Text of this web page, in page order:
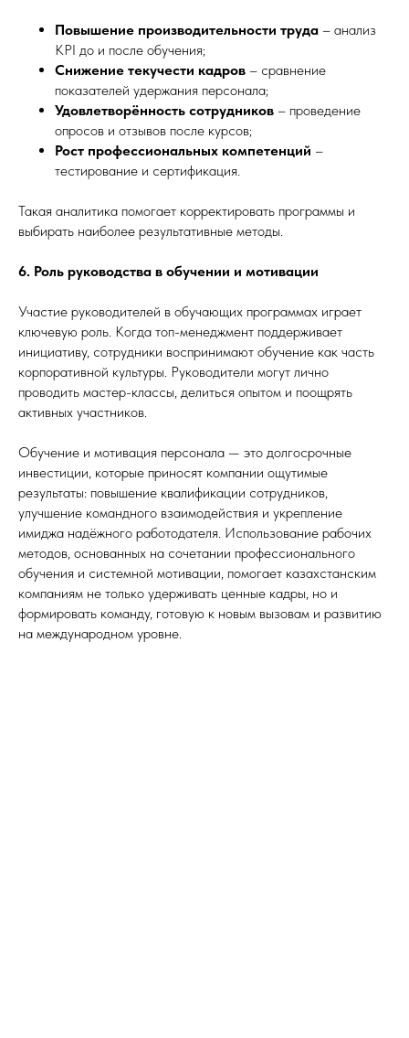
Повышение производительности труда – анализ
KPI до и после обучения;
Снижение текучести кадров – сравнение
показателей удержания персонала;
Удовлетворённость сотрудников – проведение
опросов и отзывов после курсов;
Рост профессиональных компетенций –
тестирование и сертификация.
Такая аналитика помогает корректировать программы и
выбирать наиболее результативные методы.
6. Роль руководства в обучении и мотивации
Участие руководителей в обучающих программах играет
ключевую роль. Когда топ-менеджмент поддерживает
инициативу, сотрудники воспринимают обучение как часть
корпоративной культуры. Руководители могут лично
проводить мастер-классы, делиться опытом и поощрять
активных участников.
Обучение и мотивация персонала — это долгосрочные
инвестиции, которые приносят компании ощутимые
результаты: повышение квалификации сотрудников,
улучшение командного взаимодействия и укрепление
имиджа надёжного работодателя. Использование рабочих
методов, основанных на сочетании профессионального
обучения и системной мотивации, помогает казахстанским
компаниям не только удерживать ценные кадры, но и
формировать команду, готовую к новым вызовам и развитию
на международном уровне.